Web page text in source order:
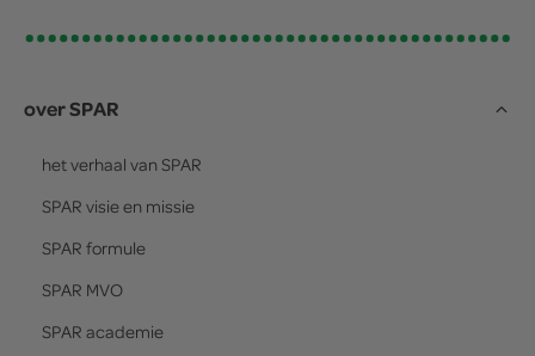
over SPAR
het verhaal van SPAR
SPAR visie en missie
SPAR formule
SPAR MVO
SPAR academie